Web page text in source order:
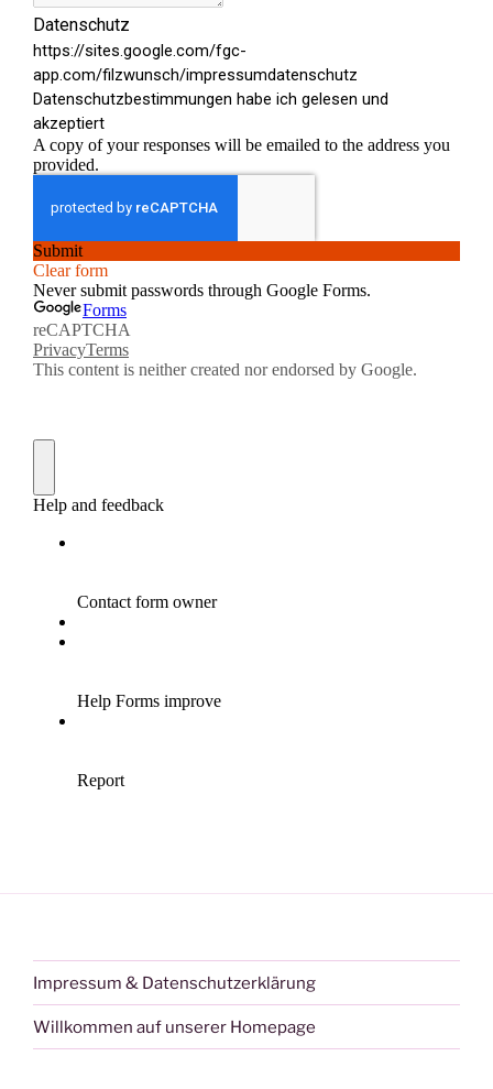
Impressum & Datenschutzerklärung
Willkommen auf unserer Homepage